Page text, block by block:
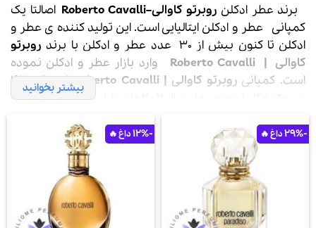
برند عطر ادکلن روبرتو کاوالی–
Roberto Cavalli اصالتا یک
کمپانیعطر و ادکلن ایتالیایی است. این تولید کننده ی عطر و
ادکلن تا کنون بیش از 30 عدد عطر و ادکلن با برند
روبرتو
کاوالی | Roberto Cavalli
وارد بازار عطر و ادکلن نموده
است. کمپانی روبرتو کاوالی | Roberto Cavalli
از سال 1970
شروع به کار نموده و از سال 2002 وارد بازار عطر و ادکلن شده
عطر و ادکلن های این کمپانی اکثرا زنانه است، لیست عطر و
ادکلن های این برند را می توانید درپایان توضیحات مشاهده
روبرتو کاوالی طراح مد ایتالیایی شناخته شده برای طراحی لباس
های زیبا با پوست حیوانات است. وی متولد سال 1940 در یک
بیشتر بخوانید
-29%
-12%